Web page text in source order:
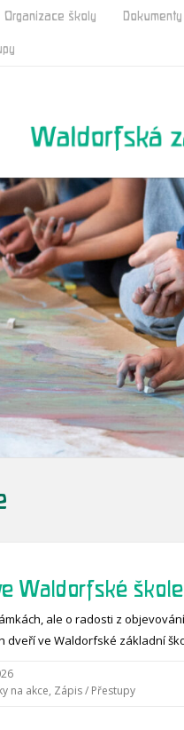
Organizace školy Dokumenty
Waldorfské
ale o radosti z
dveří ve Waldorfské základní
na akce, Zápis / Přestupy